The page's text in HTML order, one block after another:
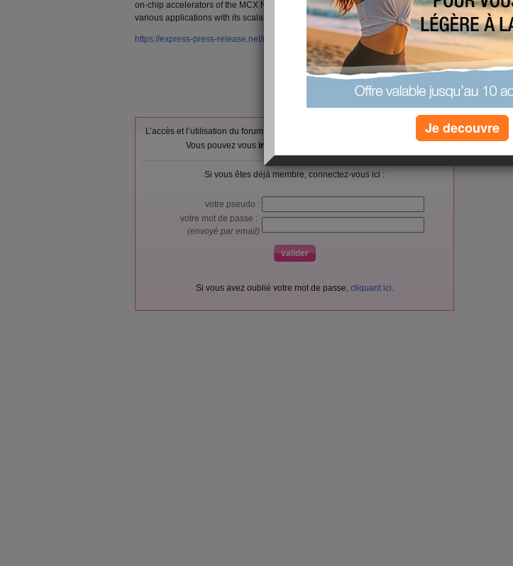
on-chip accelerators of the MCX N, showing how the MCX A can revolutionize
various applications with its scalability and energy efficiency.
https://express-press-release.net/news/2024/09/30/1626335
(0) commentaires
L’accès et l’utilisation du forum sont réservés aux membres d'Aujourdhui.com.
Vous pouvez vous inscrire gratuitement
Si vous êtes déjà membre, connectez-vous ici :
votre pseudo :
votre mot de passe :
(envoyé par email)
Si vous avez oublié votre mot de passe, cliquant ici.
Je decouvre